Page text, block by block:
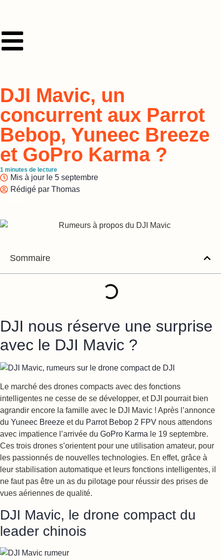
DJI Mavic, un
concurrent aux Parrot
Bebop, Yuneec Breeze
et GoPro Karma ?
1 minutes de lecture
Mis à jour le 5 septembre
Rédigé par Thomas
Sommaire
DJI nous réserve une surprise
avec le DJI Mavic ?
Le marché des drones compacts avec des fonctions
intelligentes ne cesse de se développer, et DJI pourrait bien
agrandir encore la famille avec le DJI Mavic ! Après l’annonce
du Yuneec Breeze et du Parrot Bebop 2 FPV nous attendons
avec impatience l’arrivée du GoPro Karma le 19 septembre.
Ces trois drones s’orientent pour une utilisation amateur, pour
les passionnés de nouvelles technologies. En effet, grâce à
leur stabilisation automatique et leurs fonctions intelligentes, il
ne faut pas être un as du pilotage pour réussir des prises de
vues aériennes de qualité.
DJI Mavic, le drone compact du
leader chinois